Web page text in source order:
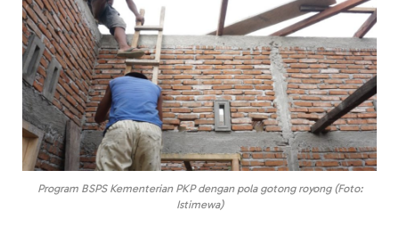
Program BSPS Kementerian PKP dengan pola gotong royong (Foto:
Istimewa)